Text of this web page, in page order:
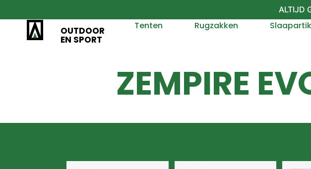
ALTIJD
OUTDOOR
EN SPORT
Tenten Rugzakken
ZEMPIRE